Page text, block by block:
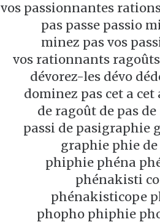
vos passionnantes
pas passe passio
minez pas vos
vos rationnants
dévorez-les dévo
dominez pas cet a
de ragoût de pas de
passi de pasigraphie
graphie phie
phiphie phéna
phénakisti
phénakisticope
phopho phiphie